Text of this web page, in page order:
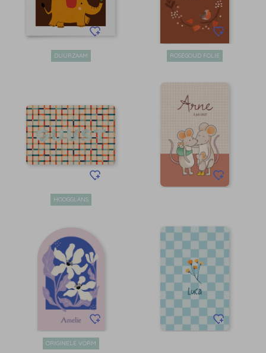
DUURZAAM ROSÉGOUD FOLIE
HOOGGLANS
ORIGINELE VORM